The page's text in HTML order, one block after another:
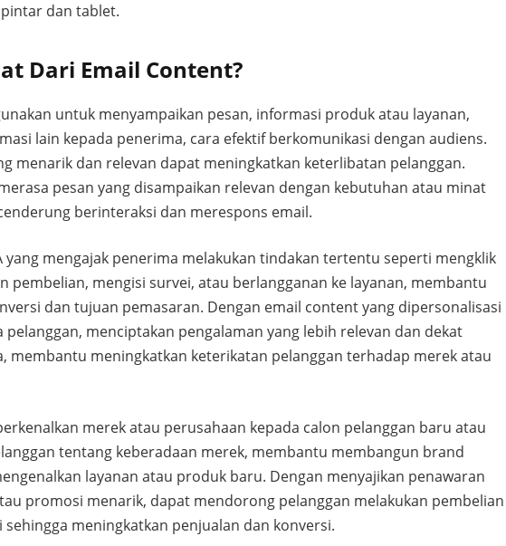
dan tablet.
Dari Email Content?
untuk menyampaikan pesan, informasi produk atau layanan,
lain kepada penerima, cara efektif berkomunikasi dengan audiens.
menarik dan relevan dapat meningkatkan keterlibatan pelanggan.
pesan yang disampaikan relevan dengan kebutuhan atau minat
berinteraksi dan merespons email.
yang mengajak penerima melakukan tindakan tertentu seperti mengklik
pembelian, mengisi survei, atau berlangganan ke layanan, membantu
dan tujuan pemasaran. Dengan email content yang dipersonalisasi
pelanggan, menciptakan pengalaman yang lebih relevan dan dekat
membantu meningkatkan keterikatan pelanggan terhadap merek atau
merek atau perusahaan kepada calon pelanggan baru atau
tentang keberadaan merek, membantu membangun brand
layanan atau produk baru. Dengan menyajikan penawaran
promosi menarik, dapat mendorong pelanggan melakukan pembelian
meningkatkan penjualan dan konversi.